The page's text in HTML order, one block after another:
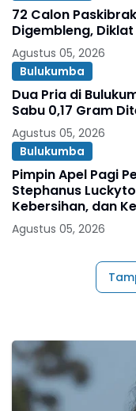
72 Calon
Digembleng,
Agustus 05, 2026
Bulukumba
Dua Pria di
Sabu 0,17 Gram
Agustus 05, 2026
Bulukumba
Pimpin Apel Pagi
Stephanus
Kebersihan, dan
Organisasi
Agustus 05, 2026